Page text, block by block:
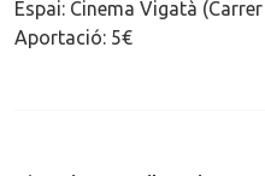
Espai: Cinema Vigatà
Aportació: 5€